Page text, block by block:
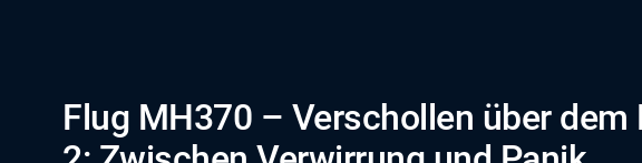
Flug MH370 – Verschollen über dem